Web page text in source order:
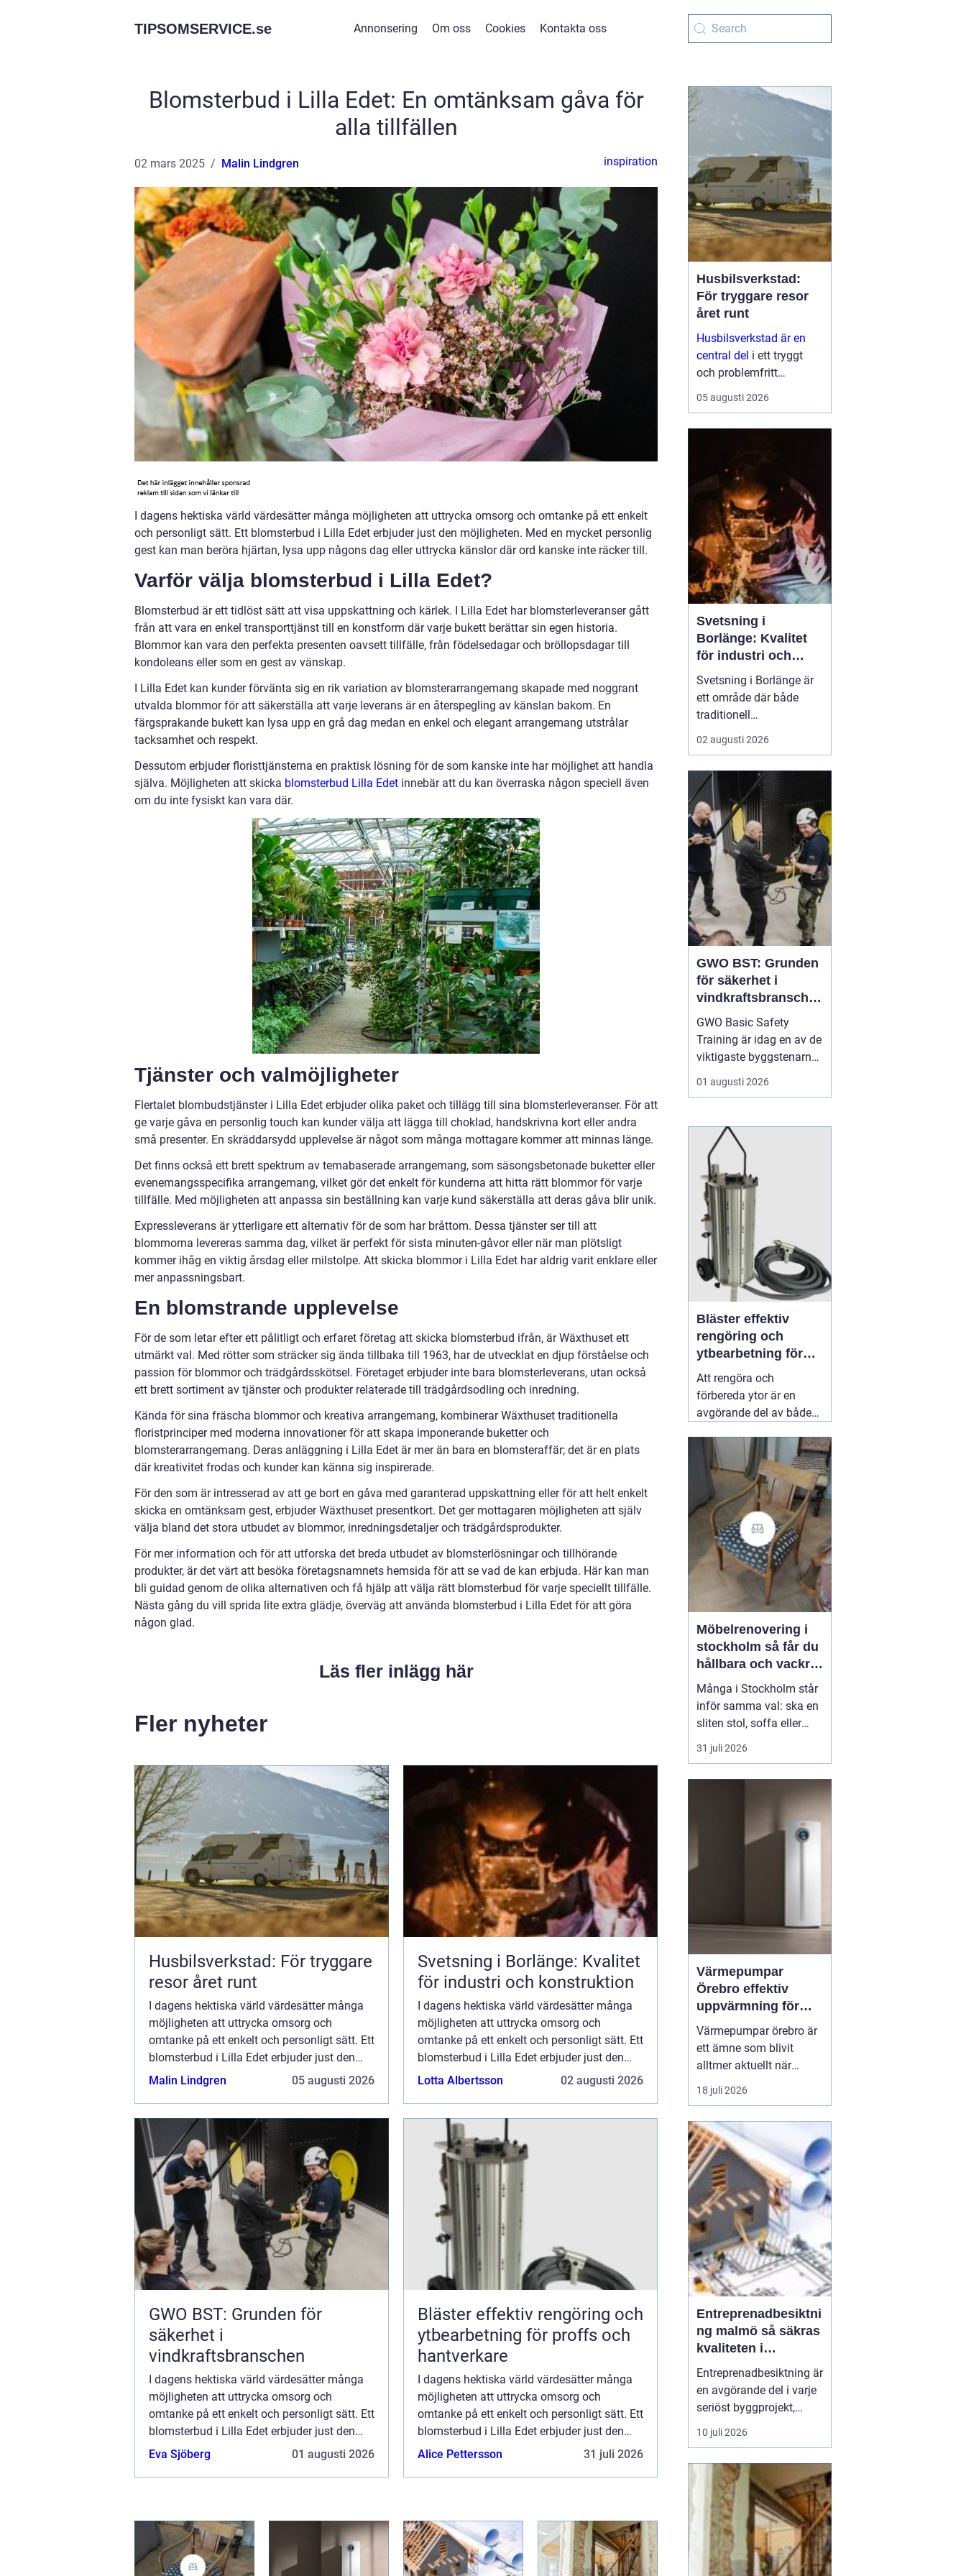
TIPSOMSERVICE.se Annonsering Om oss Cookies Kontakta oss
Blomsterbud i Lilla Edet: En omtänksam gåva för
alla tillfällen
02 mars 2025 Malin Lindgren inspiration
I dagens hektiska värld värdesätter många möjligheten att uttrycka omsorg och omtanke på ett enkelt
och personligt sätt. Ett blomsterbud i Lilla Edet erbjuder just den möjligheten. Med en mycket personlig
gest kan man beröra hjärtan, lysa upp någons dag eller uttrycka känslor där ord kanske inte räcker till.
Varför välja blomsterbud i Lilla Edet?
Blomsterbud är ett tidlöst sätt att visa uppskattning och kärlek. I Lilla Edet har blomsterleveranser gått
från att vara en enkel transporttjänst till en konstform där varje bukett berättar sin egen historia.
Blommor kan vara den perfekta presenten oavsett tillfälle, från födelsedagar och bröllopsdagar till
kondoleans eller som en gest av vänskap.
I Lilla Edet kan kunder förvänta sig en rik variation av blomsterarrangemang skapade med noggrant
utvalda blommor för att säkerställa att varje leverans är en återspegling av känslan bakom. En
färgsprakande bukett kan lysa upp en grå dag medan en enkel och elegant arrangemang utstrålar
tacksamhet och respekt.
Dessutom erbjuder floristtjänsterna en praktisk lösning för de som kanske inte har möjlighet att handla
själva. Möjligheten att skicka blomsterbud Lilla Edet innebär att du kan överraska någon speciell även
om du inte fysiskt kan vara där.
Tjänster och valmöjligheter
Flertalet blombudstjänster i Lilla Edet erbjuder olika paket och tillägg till sina blomsterleveranser. För att
ge varje gåva en personlig touch kan kunder välja att lägga till choklad, handskrivna kort eller andra
små presenter. En skräddarsydd upplevelse är något som många mottagare kommer att minnas länge.
Det finns också ett brett spektrum av temabaserade arrangemang, som säsongsbetonade buketter eller
evenemangsspecifika arrangemang, vilket gör det enkelt för kunderna att hitta rätt blommor för varje
tillfälle. Med möjligheten att anpassa sin beställning kan varje kund säkerställa att deras gåva blir unik.
Expressleverans är ytterligare ett alternativ för de som har bråttom. Dessa tjänster ser till att
blommorna levereras samma dag, vilket är perfekt för sista minuten-gåvor eller när man plötsligt
kommer ihåg en viktig årsdag eller milstolpe. Att skicka blommor i Lilla Edet har aldrig varit enklare eller
mer anpassningsbart.
En blomstrande upplevelse
För de som letar efter ett pålitligt och erfaret företag att skicka blomsterbud ifrån, är Wäxthuset ett
utmärkt val. Med rötter som sträcker sig ända tillbaka till 1963, har de utvecklat en djup förståelse och
passion för blommor och trädgårdsskötsel. Företaget erbjuder inte bara blomsterleverans, utan också
ett brett sortiment av tjänster och produkter relaterade till trädgårdsodling och inredning.
Kända för sina fräscha blommor och kreativa arrangemang, kombinerar Wäxthuset traditionella
floristprinciper med moderna innovationer för att skapa imponerande buketter och
blomsterarrangemang. Deras anläggning i Lilla Edet är mer än bara en blomsteraffär; det är en plats
där kreativitet frodas och kunder kan känna sig inspirerade.
För den som är intresserad av att ge bort en gåva med garanterad uppskattning eller för att helt enkelt
skicka en omtänksam gest, erbjuder Wäxthuset presentkort. Det ger mottagaren möjligheten att själv
välja bland det stora utbudet av blommor, inredningsdetaljer och trädgårdsprodukter.
För mer information och för att utforska det breda utbudet av blomsterlösningar och tillhörande
produkter, är det värt att besöka företagsnamnets hemsida för att se vad de kan erbjuda. Här kan man
bli guidad genom de olika alternativen och få hjälp att välja rätt blomsterbud för varje speciellt tillfälle.
Nästa gång du vill sprida lite extra glädje, överväg att använda blomsterbud i Lilla Edet för att göra
någon glad.
Läs fler inlägg här
Fler nyheter
Husbilsverkstad: För tryggare
resor året runt
I dagens hektiska värld värdesätter många
möjligheten att uttrycka omsorg och
omtanke på ett enkelt och personligt sätt. Ett
blomsterbud i Lilla Edet erbjuder just den
möjligheten. Med en mycket personlig ges...
Malin Lindgren 05 augusti 2026
Svetsning i Borlänge: Kvalitet
för industri och konstruktion
I dagens hektiska värld värdesätter många
möjligheten att uttrycka omsorg och
omtanke på ett enkelt och personligt sätt. Ett
blomsterbud i Lilla Edet erbjuder just den
möjligheten. Med en mycket personlig ges...
Lotta Albertsson 02 augusti 2026
GWO BST: Grunden för
säkerhet i
vindkraftsbranschen
I dagens hektiska värld värdesätter många
möjligheten att uttrycka omsorg och
omtanke på ett enkelt och personligt sätt. Ett
blomsterbud i Lilla Edet erbjuder just den
möjligheten. Med en mycket personlig ges...
Eva Sjöberg 01 augusti 2026
Bläster effektiv rengöring och
ytbearbetning för proffs och
hantverkare
I dagens hektiska värld värdesätter många
möjligheten att uttrycka omsorg och
omtanke på ett enkelt och personligt sätt. Ett
blomsterbud i Lilla Edet erbjuder just den
möjligheten. Med en mycket personlig ges...
Alice Pettersson 31 juli 2026
Husbilsverkstad:
För tryggare resor
året runt
Husbilsverkstad är en
central del i ett tryggt
och problemfritt
husbilsliv. När en husbil
används som både
05 augusti 2026
Svetsning i
Borlänge: Kvalitet
för industri och
konstruktion
Svetsning i Borlänge är
ett område där både
traditionell
verkstadsindustri och
moderna
möts. I takt med att
kraven på hållbara
lösningar och hög
produktionssäkerhet ö...
02 augusti 2026
GWO BST: Grunden
för säkerhet i
vindkraftsbransche
n
GWO Basic Safety
Training är idag en av de
viktigaste byggstenarna
för alla som vill arbeta
professionellt inom
skapar en gemensam
säkerhetsnivå i en
bransch där jobbet ofta
sker långt frå...
01 augusti 2026
Bläster effektiv
rengöring och
ytbearbetning för
proffs och
hantverkare
Att rengöra och
förbereda ytor är en
avgörande del av både
renovering. Färg, rost,
smuts och gamla
beläggningar gör att
material åldras snabbare
och försämrar
slutresultatet vid
målning eller annan
behandling. Här31 juli
Möbelrenovering i
stockholm så får du
hållbara och vackra
möbler
Många i Stockholm står
inför samma val: ska en
sliten stol, soffa eller
fåtölj slängas, säljas
billigt eller renoveras?
möbelrenovering istället
för nyköp. Resultatet blir
ofta både mer personligt,
31 juli 2026
Värmepumpar
Örebro effektiv
uppvärmning för
hus och fastigheter
Värmepumpar örebro är
ett ämne som blivit
alltmer aktuellt när
energipriser stiger och
fler vill sänka sina
samtidigt som
klimatpåverkan minskar.
Många villaägare och
fastighetsägare i
regionen tittar på hur de
kan byta från direktver...
18 juli 2026
Entreprenadbesiktni
ng malmö så säkras
kvaliteten i
byggprojekt
Entreprenadbesiktning är
en avgörande del i varje
seriöst byggprojekt,
oavsett om det handlar
om en mindre
större
bostadsrättsförening
som byggs om. Syftet är
att få en oberoende och
professionell granskning
av entreprenaden ...
10 juli 2026